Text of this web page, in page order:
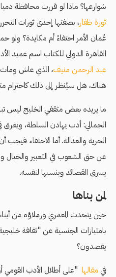
شوارعها؟ ماذا لو قررت محافظة
ثورة ظفار، بصفتها إحدى ثورات
عُمان الأمر احتفاءً أم مكايدة؟
القاهرة الدولي للكتاب اسم عميد
عبد الرحمن منيف، الذي عاش
هناك، هل سيُنظر إلى ذلك كاحترام
ما يريده بعض مثقفي الخليج ليس
الجمالي: أدب يهادن السلطة، ويغرق
الحرية والعدالة. أما الاحتفاء
عن حق الشعوب في التعبير والخيال
يسرق القصائد وينسبها لنفسه.
لمن بناها
حين يتحدث المعمري وزملاؤه من أبناء
بامتيازات الجنسية عن "ثقافة
يقصدون؟
في مقالها "على أطلال الأدب القومي